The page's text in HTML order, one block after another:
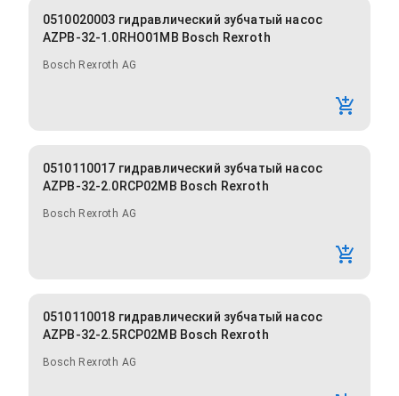
0510020003 гидравлический зубчатый насос
AZPB-32-1.0RHO01MB Bosch Rexroth
Bosch Rexroth AG
0510110017 гидравлический зубчатый насос
AZPB-32-2.0RCP02MB Bosch Rexroth
Bosch Rexroth AG
0510110018 гидравлический зубчатый насос
AZPB-32-2.5RCP02MB Bosch Rexroth
Bosch Rexroth AG